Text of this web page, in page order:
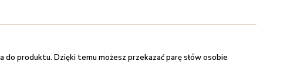
do produktu. Dzięki temu możesz przekazać parę słów osobie